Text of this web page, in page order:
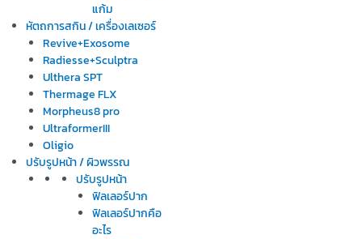
แก้ม
หัตถการสกิน / เครื่องเลเซอร์
Revive+Exosome
Radiesse+Sculptra
Ulthera SPT
Thermage FLX
Morpheus8 pro
UltraformerIII
Oligio
ปรับรูปหน้า / ผิวพรรณ
ปรับรูปหน้า
ฟิลเลอร์ปาก
ฟิลเลอร์ปากคือ
อะไร